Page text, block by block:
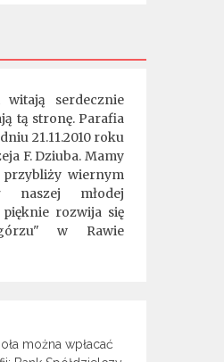
witają serdecznie
tą stronę. Parafia
21.11.2010 roku
F. Dziuba. Mamy
wiernym
młodej
rozwija się
w Rawie
można wpłacać